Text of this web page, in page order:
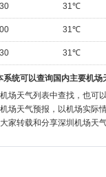
31℃
31℃
31℃
系统可以查询国内主要机场
场天气列表中查找，也可
场天气预报，以机场实际
家转载和分享深圳机场天